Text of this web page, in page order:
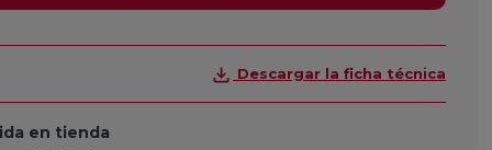
Descargar la ficha técnica
en tienda